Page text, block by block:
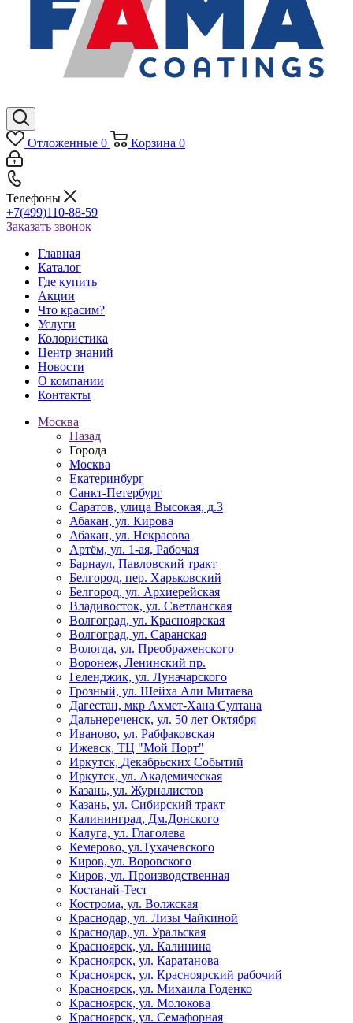
Отложенные 0 Корзина 0
Телефоны
+7(499)110-88-59
Заказать звонок
Главная
Каталог
Где купить
Акции
Что красим?
Услуги
Колористика
Центр знаний
Новости
О компании
Контакты
Москва
Назад
Города
Москва
Екатеринбург
Санкт-Петербург
Саратов, улица Высокая, д.3
Абакан, ул. Кирова
Абакан, ул. Некрасова
Артём, ул. 1-ая, Рабочая
Барнаул, Павловский тракт
Белгород, пер. Харьковский
Белгород, ул. Архиерейская
Владивосток, ул. Светланская
Волгоград, ул. Красноярская
Волгоград, ул. Саранская
Вологда, ул. Преображенского
Воронеж, Ленинский пр.
Геленджик, ул. Луначарского
Грозный, ул. Шейха Али Митаева
Дагестан, мкр Ахмет-Хана Султана
Дальнереченск, ул. 50 лет Октября
Иваново, ул. Рабфаковская
Ижевск, ТЦ "Мой Порт"
Иркутск, Декабрьских Событий
Иркутск, ул. Академическая
Казань, ул. Журналистов
Казань, ул. Сибирский тракт
Калининград, Дм.Донского
Калуга, ул. Глаголева
Кемерово, ул.Тухачевского
Киров, ул. Воровского
Киров, ул. Производственная
Костанай-Тест
Кострома, ул. Волжская
Краснодар, ул. Лизы Чайкиной
Краснодар, ул. Уральская
Красноярск, ул. Калинина
Красноярск, ул. Каратанова
Красноярск, ул. Красноярский рабочий
Красноярск, ул. Михаила Годенко
Красноярск, ул. Молокова
Красноярск, ул. Семафорная